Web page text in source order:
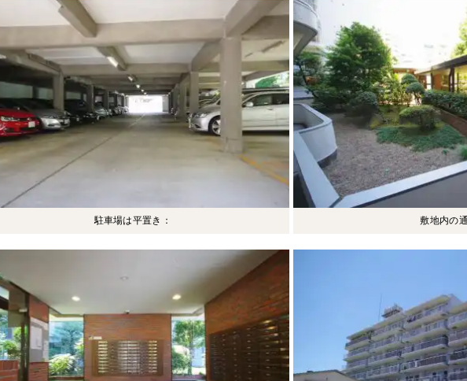
駐車場は平置き： 敷地内の